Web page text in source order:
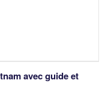
avec guide et